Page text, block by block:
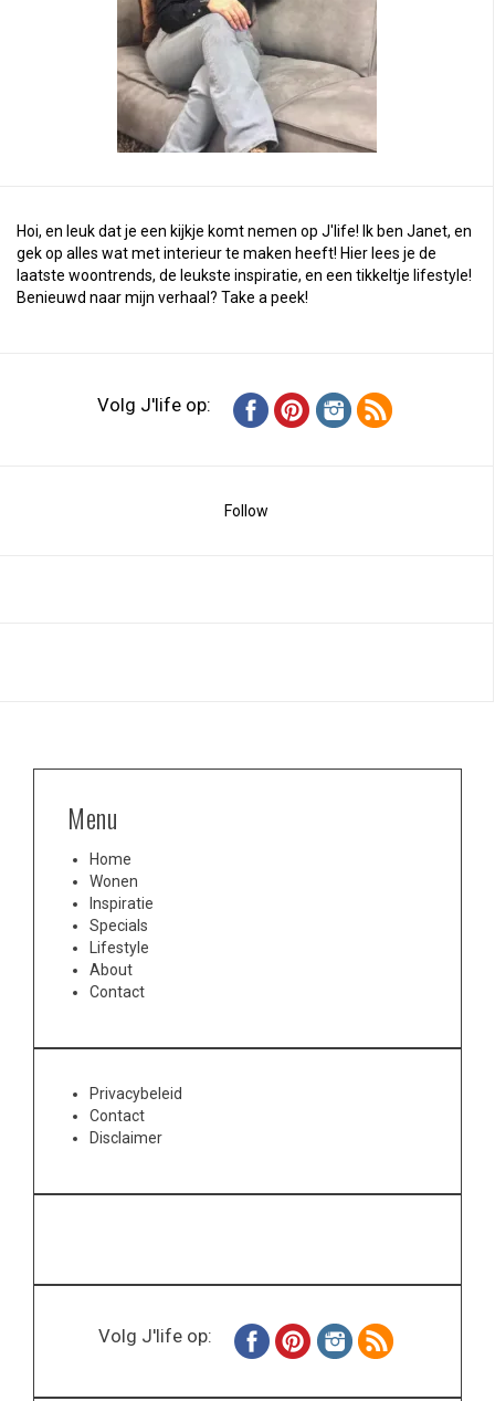
Hoi, en leuk dat je een kijkje komt nemen op J'life! Ik ben Janet, en
gek op alles wat met interieur te maken heeft! Hier lees je de
laatste woontrends, de leukste inspiratie, en een tikkeltje lifestyle!
Benieuwd naar mijn verhaal? Take a peek!
Volg J'life op:
Follow
Menu
Home
Wonen
Inspiratie
Specials
Lifestyle
About
Contact
Privacybeleid
Contact
Disclaimer
Volg J'life op: